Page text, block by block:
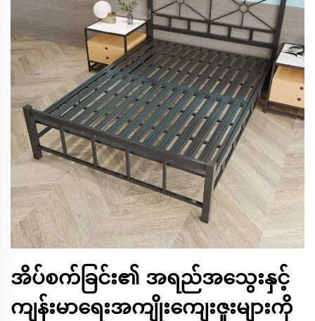
အိပ်စက်ခြင်း၏ အရည်အသွေးနှင့်
ကျန်းမာရေးအကျိုးကျေးဇူးများကို